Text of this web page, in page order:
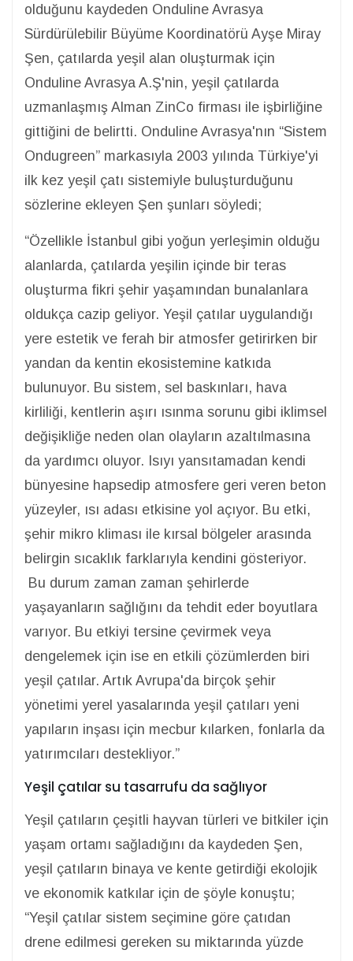
olduğunu kaydeden Onduline Avrasya
Sürdürülebilir Büyüme Koordinatörü Ayşe Miray
Şen, çatılarda yeşil alan oluşturmak için
Onduline Avrasya A.Ş'nin, yeşil çatılarda
uzmanlaşmış Alman ZinCo firması ile işbirliğine
gittiğini de belirtti. Onduline Avrasya'nın “Sistem
Ondugreen” markasıyla 2003 yılında Türkiye'yi
ilk kez yeşil çatı sistemiyle buluşturduğunu
sözlerine ekleyen Şen şunları söyledi;
“Özellikle İstanbul gibi yoğun yerleşimin olduğu
alanlarda, çatılarda yeşilin içinde bir teras
oluşturma fikri şehir yaşamından bunalanlara
oldukça cazip geliyor. Yeşil çatılar uygulandığı
yere estetik ve ferah bir atmosfer getirirken bir
yandan da kentin ekosistemine katkıda
bulunuyor. Bu sistem, sel baskınları, hava
kirliliği, kentlerin aşırı ısınma sorunu gibi iklimsel
değişikliğe neden olan olayların azaltılmasına
da yardımcı oluyor. Isıyı yansıtamadan kendi
bünyesine hapsedip atmosfere geri veren beton
yüzeyler, ısı adası etkisine yol açıyor. Bu etki,
şehir mikro kliması ile kırsal bölgeler arasında
belirgin sıcaklık farklarıyla kendini gösteriyor.
Bu durum zaman zaman şehirlerde
yaşayanların sağlığını da tehdit eder boyutlara
varıyor. Bu etkiyi tersine çevirmek veya
dengelemek için ise en etkili çözümlerden biri
yeşil çatılar. Artık Avrupa'da birçok şehir
yönetimi yerel yasalarında yeşil çatıları yeni
yapıların inşası için mecbur kılarken, fonlarla da
yatırımcıları destekliyor.”
Yeşil çatılar su tasarrufu da sağlıyor
Yeşil çatıların çeşitli hayvan türleri ve bitkiler için
yaşam ortamı sağladığını da kaydeden Şen,
yeşil çatıların binaya ve kente getirdiği ekolojik
ve ekonomik katkılar için de şöyle konuştu;
“Yeşil çatılar sistem seçimine göre çatıdan
drene edilmesi gereken su miktarında yüzde